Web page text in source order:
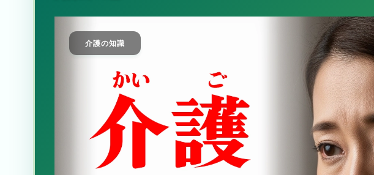
介護の知識